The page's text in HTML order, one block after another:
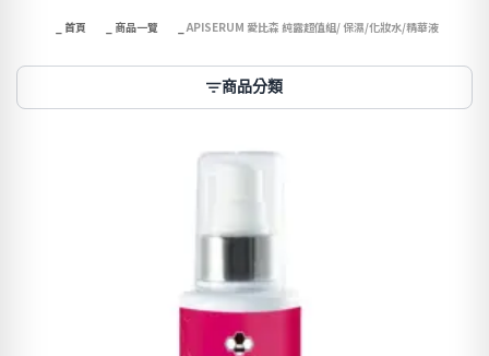
首頁 商品一覽 APISERUM 愛比森 純露超值組/ 保濕/化妝水/精華液
商品分類